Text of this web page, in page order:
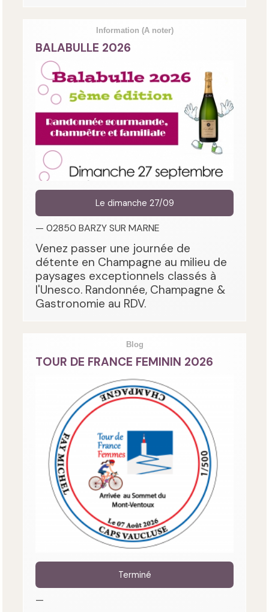
Information (A noter)
BALABULLE 2026
Le dimanche 27/09
— 02850 BARZY SUR MARNE
Venez passer une journée de
détente en Champagne au milieu de
paysages exceptionnels classés à
l'Unesco. Randonnée, Champagne &
Gastronomie au RDV.
Blog
TOUR DE FRANCE FEMININ 2026
Terminé
—